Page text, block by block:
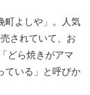
町よしや」。人気
されていて、お
どら焼きがアマ
ている」と呼びか